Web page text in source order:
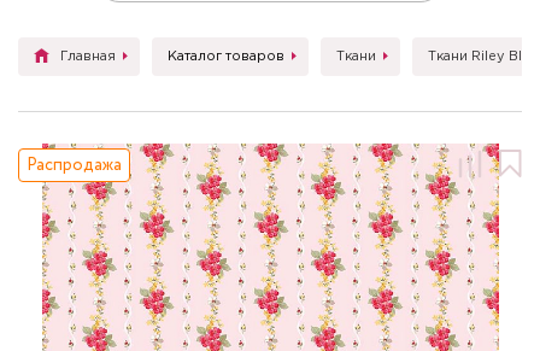
Главная Каталог товаров Ткани Ткани Riley
Распродажа